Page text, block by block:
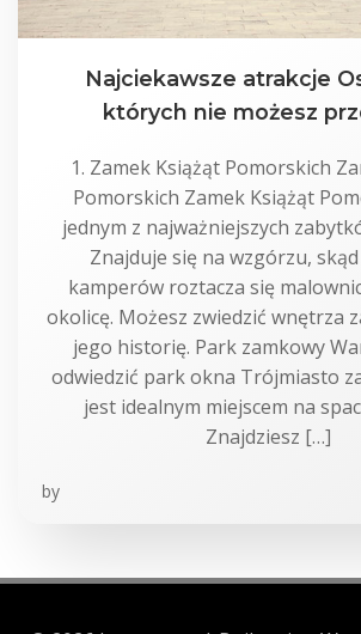
Najciekawsze atrakcje
których nie możesz
1. Zamek Książąt Pomorskich
Pomorskich Zamek Książąt
jednym z najważniejszych
Znajduje się na wzgórzu,
kamperów roztacza się
okolicę. Możesz zwiedzić wnętrza
jego historię. Park zamkowy
odwiedzić park okna Trójmiasto
jest idealnym miejscem na
Znajdziesz […]
by